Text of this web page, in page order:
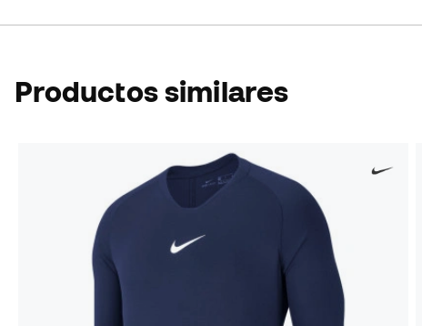
Productos similares